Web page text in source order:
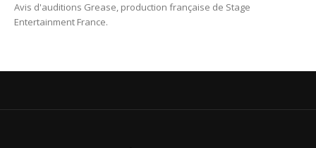
Avis d'auditions Grease, production française de Stage
Entertainment France.